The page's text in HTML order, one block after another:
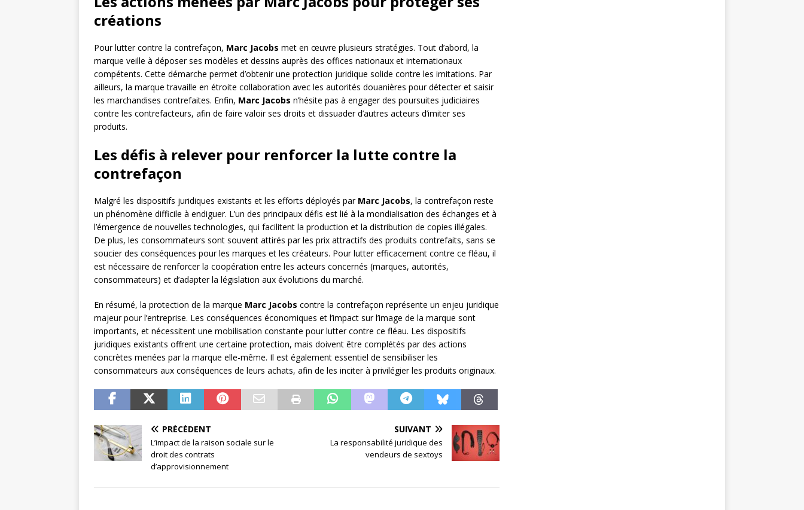
créations
Pour lutter contre la contrefaçon, Marc Jacobs met en œuvre plusieurs stratégies. Tout d’abord, la
marque veille à déposer ses modèles et dessins auprès des offices nationaux et internationaux
compétents. Cette démarche permet d’obtenir une protection juridique solide contre les imitations. Par
ailleurs, la marque travaille en étroite collaboration avec les autorités douanières pour détecter et saisir
les marchandises contrefaites. Enfin, Marc Jacobs n’hésite pas à engager des poursuites judiciaires
contre les contrefacteurs, afin de faire valoir ses droits et dissuader d’autres acteurs d’imiter ses
produits.
Les défis à relever pour renforcer la lutte contre la
contrefaçon
Malgré les dispositifs juridiques existants et les efforts déployés par Marc Jacobs, la contrefaçon reste
un phénomène difficile à endiguer. L’un des principaux défis est lié à la mondialisation des échanges et à
l’émergence de nouvelles technologies, qui facilitent la production et la distribution de copies illégales.
De plus, les consommateurs sont souvent attirés par les prix attractifs des produits contrefaits, sans se
soucier des conséquences pour les marques et les créateurs. Pour lutter efficacement contre ce fléau, il
est nécessaire de renforcer la coopération entre les acteurs concernés (marques, autorités,
consommateurs) et d’adapter la législation aux évolutions du marché.
En résumé, la protection de la marque Marc Jacobs contre la contrefaçon représente un enjeu juridique
majeur pour l’entreprise. Les conséquences économiques et l’impact sur l’image de la marque sont
importants, et nécessitent une mobilisation constante pour lutter contre ce fléau. Les dispositifs
juridiques existants offrent une certaine protection, mais doivent être complétés par des actions
concrètes menées par la marque elle-même. Il est également essentiel de sensibiliser les
consommateurs aux conséquences de leurs achats, afin de les inciter à privilégier les produits originaux.
PRÉCÉDENT
L’impact de la raison sociale sur le
droit des contrats
d’approvisionnement
SUIVANT
La responsabilité juridique des
vendeurs de sextoys